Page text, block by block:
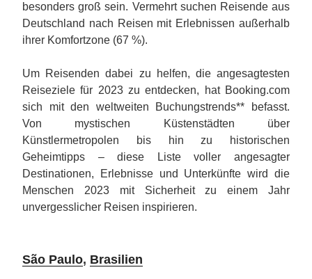
besonders groß sein. Vermehrt suchen Reisende aus
Deutschland nach Reisen mit Erlebnissen außerhalb
ihrer Komfortzone (67 %).
Um Reisenden dabei zu helfen, die angesagtesten
Reiseziele für 2023 zu entdecken, hat Booking.com
sich mit den weltweiten Buchungstrends** befasst.
Von mystischen Küstenstädten über
Künstlermetropolen bis hin zu historischen
Geheimtipps – diese Liste voller angesagter
Destinationen, Erlebnisse und Unterkünfte wird die
Menschen 2023 mit Sicherheit zu einem Jahr
unvergesslicher Reisen inspirieren.
São Paulo, Brasilien